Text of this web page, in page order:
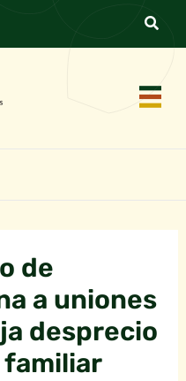
de
a uniones
desprecio
familiar